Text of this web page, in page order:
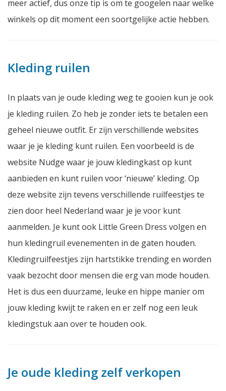
meer actief, dus onze tip is om te googelen naar welke
winkels op dit moment een soortgelijke actie hebben.
Kleding ruilen
In plaats van je oude kleding weg te gooien kun je ook
je kleding ruilen. Zo heb je zonder iets te betalen een
geheel nieuwe outfit. Er zijn verschillende websites
waar je je kleding kunt ruilen. Een voorbeeld is de
website Nudge waar je jouw kledingkast op kunt
aanbieden en kunt ruilen voor ‘nieuwe’ kleding. Op
deze website zijn tevens verschillende ruilfeestjes te
zien door heel Nederland waar je je voor kunt
aanmelden. Je kunt ook Little Green Dress volgen en
hun kledingruil evenementen in de gaten houden.
Kledingruilfeestjes zijn hartstikke trending en worden
vaak bezocht door mensen die erg van mode houden.
Het is dus een duurzame, leuke en hippe manier om
jouw kleding kwijt te raken en er zelf nog een leuk
kledingstuk aan over te houden ook.
Je oude kleding zelf verkopen